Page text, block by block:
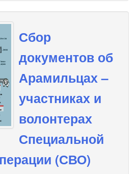
Сбор
документов об
Арамильцах –
участниках и
волонтерах
Специальной
(СВО)